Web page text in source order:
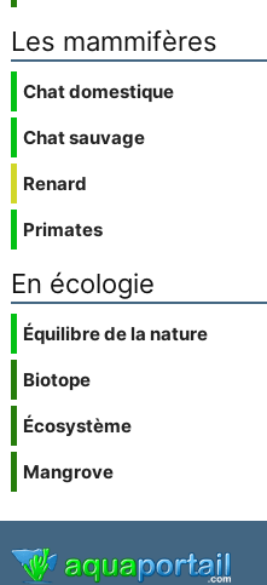
Les mammifères
Chat domestique
Chat sauvage
Renard
Primates
En écologie
Équilibre de la nature
Biotope
Écosystème
Mangrove